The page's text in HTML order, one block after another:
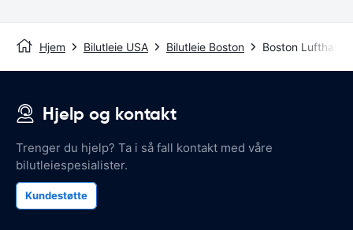
Hjem Bilutleie USA Bilutleie Boston Boston Lufthavn
Hjelp og kontakt
Trenger du hjelp? Ta i så fall kontakt med våre
bilutleiespesialister.
Kundestøtte